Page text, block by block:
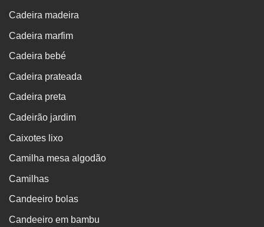
Cadeira madeira
Cadeira marfim
Cadeira bebé
Cadeira prateada
Cadeira preta
Cadeirão jardim
Caixotes lixo
Camilha mesa algodão
Camilhas
Candeeiro bolas
Candeeiro em bambu